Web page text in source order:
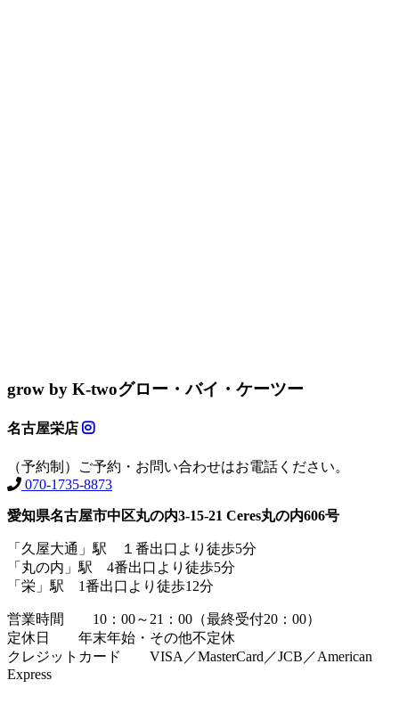
grow by K-twoグロー・バイ・ケーツー
名古屋栄店
（予約制）ご予約・お問い合わせはお電話ください。
070-1735-8873
愛知県名古屋市中区丸の内3-15-21 Ceres丸の内606号
「久屋大通」駅 １番出口より徒歩5分
「丸の内」駅 4番出口より徒歩5分
「栄」駅 1番出口より徒歩12分
営業時間 10：00～21：00（最終受付20：00）
定休日 年末年始・その他不定休
クレジットカード VISA／MasterCard／JCB／American
Express